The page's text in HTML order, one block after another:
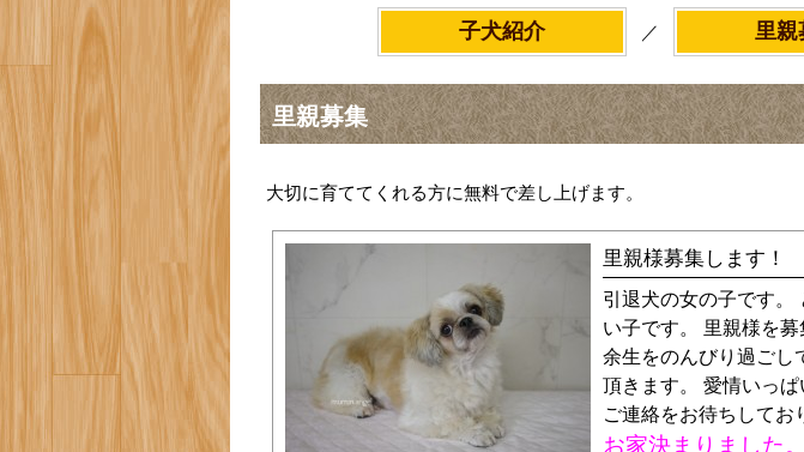
子犬紹介 ／ 里親
里親募集
大切に育ててくれる方に無料で差し上げます。
里親様募集します！
引退犬の女の子です。
い子です。 里親様を募
余生をのんびり過ごし
頂きます。 愛情いっ
ご連絡をお待ちしてお
お家決まりました。